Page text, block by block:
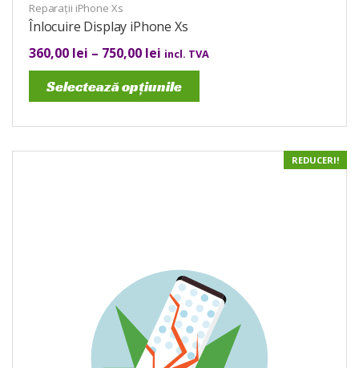
Reparații iPhone Xs
Înlocuire Display iPhone Xs
360,00 lei – 750,00 lei incl. TVA
Selectează opțiunile
REDUCERI!